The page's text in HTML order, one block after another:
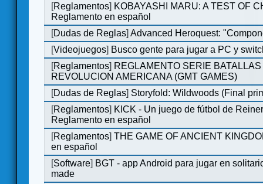
[Reglamentos] KOBAYASHI MARU: A TEST OF
Reglamento en español
[Dudas de Reglas]Advanced Heroquest:
[Videojuegos] Busco gente para jugar a PC y
[Reglamentos] REGLAMENTO SERIE
REVOLUCION AMERICANA (GMT GAMES)
[Dudas de Reglas] Storyfold: Wildwoods (Final
[Reglamentos] KICK - Un juego de fútbol de
Reglamento en español
[Reglamentos]THE GAME OF ANCIENT
en español
[Software] BGT - app Android para jugar en
made